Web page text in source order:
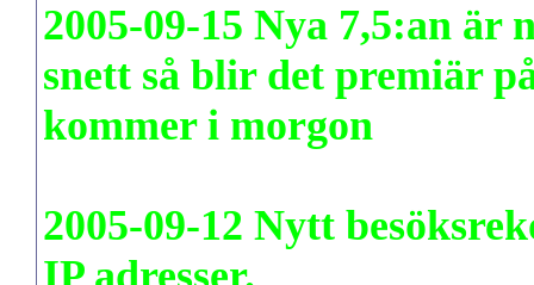
2005-09-15 Nya 7,5:an
snett så blir det premiär
kommer i morgon
2005-09-12 Nytt
IP adresser.